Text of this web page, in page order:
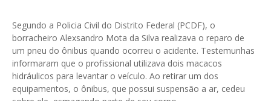
Segundo a Policia Civil do Distrito Federal (PCDF), o
borracheiro Alexsandro Mota da Silva realizava o reparo de
um pneu do ônibus quando ocorreu o acidente. Testemunhas
informaram que o profissional utilizava dois macacos
hidráulicos para levantar o veículo. Ao retirar um dos
equipamentos, o ônibus, que possui suspensão a ar, cedeu